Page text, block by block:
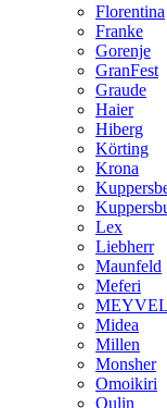
Florentina
Franke
Gorenje
GranFest
Graude
Haier
Hiberg
Körting
Krona
Lex
Liebherr
Maunfeld
Meferi
MEYVEL
Midea
Millen
Monsher
Omoikiri
Oulin